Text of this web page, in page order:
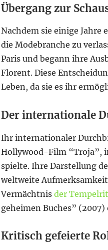
Übergang zur
Nachdem sie einige
die Modebranche zu
Paris und begann ihre
Florent. Diese
Leben, da sie es ihr
Der internationale
Ihr internationaler
Hollywood-Film “Troja”,
spielte. Ihre Darstellung
weltweite
Vermächtnis der
geheimen Buches”
Kritisch gefeierte